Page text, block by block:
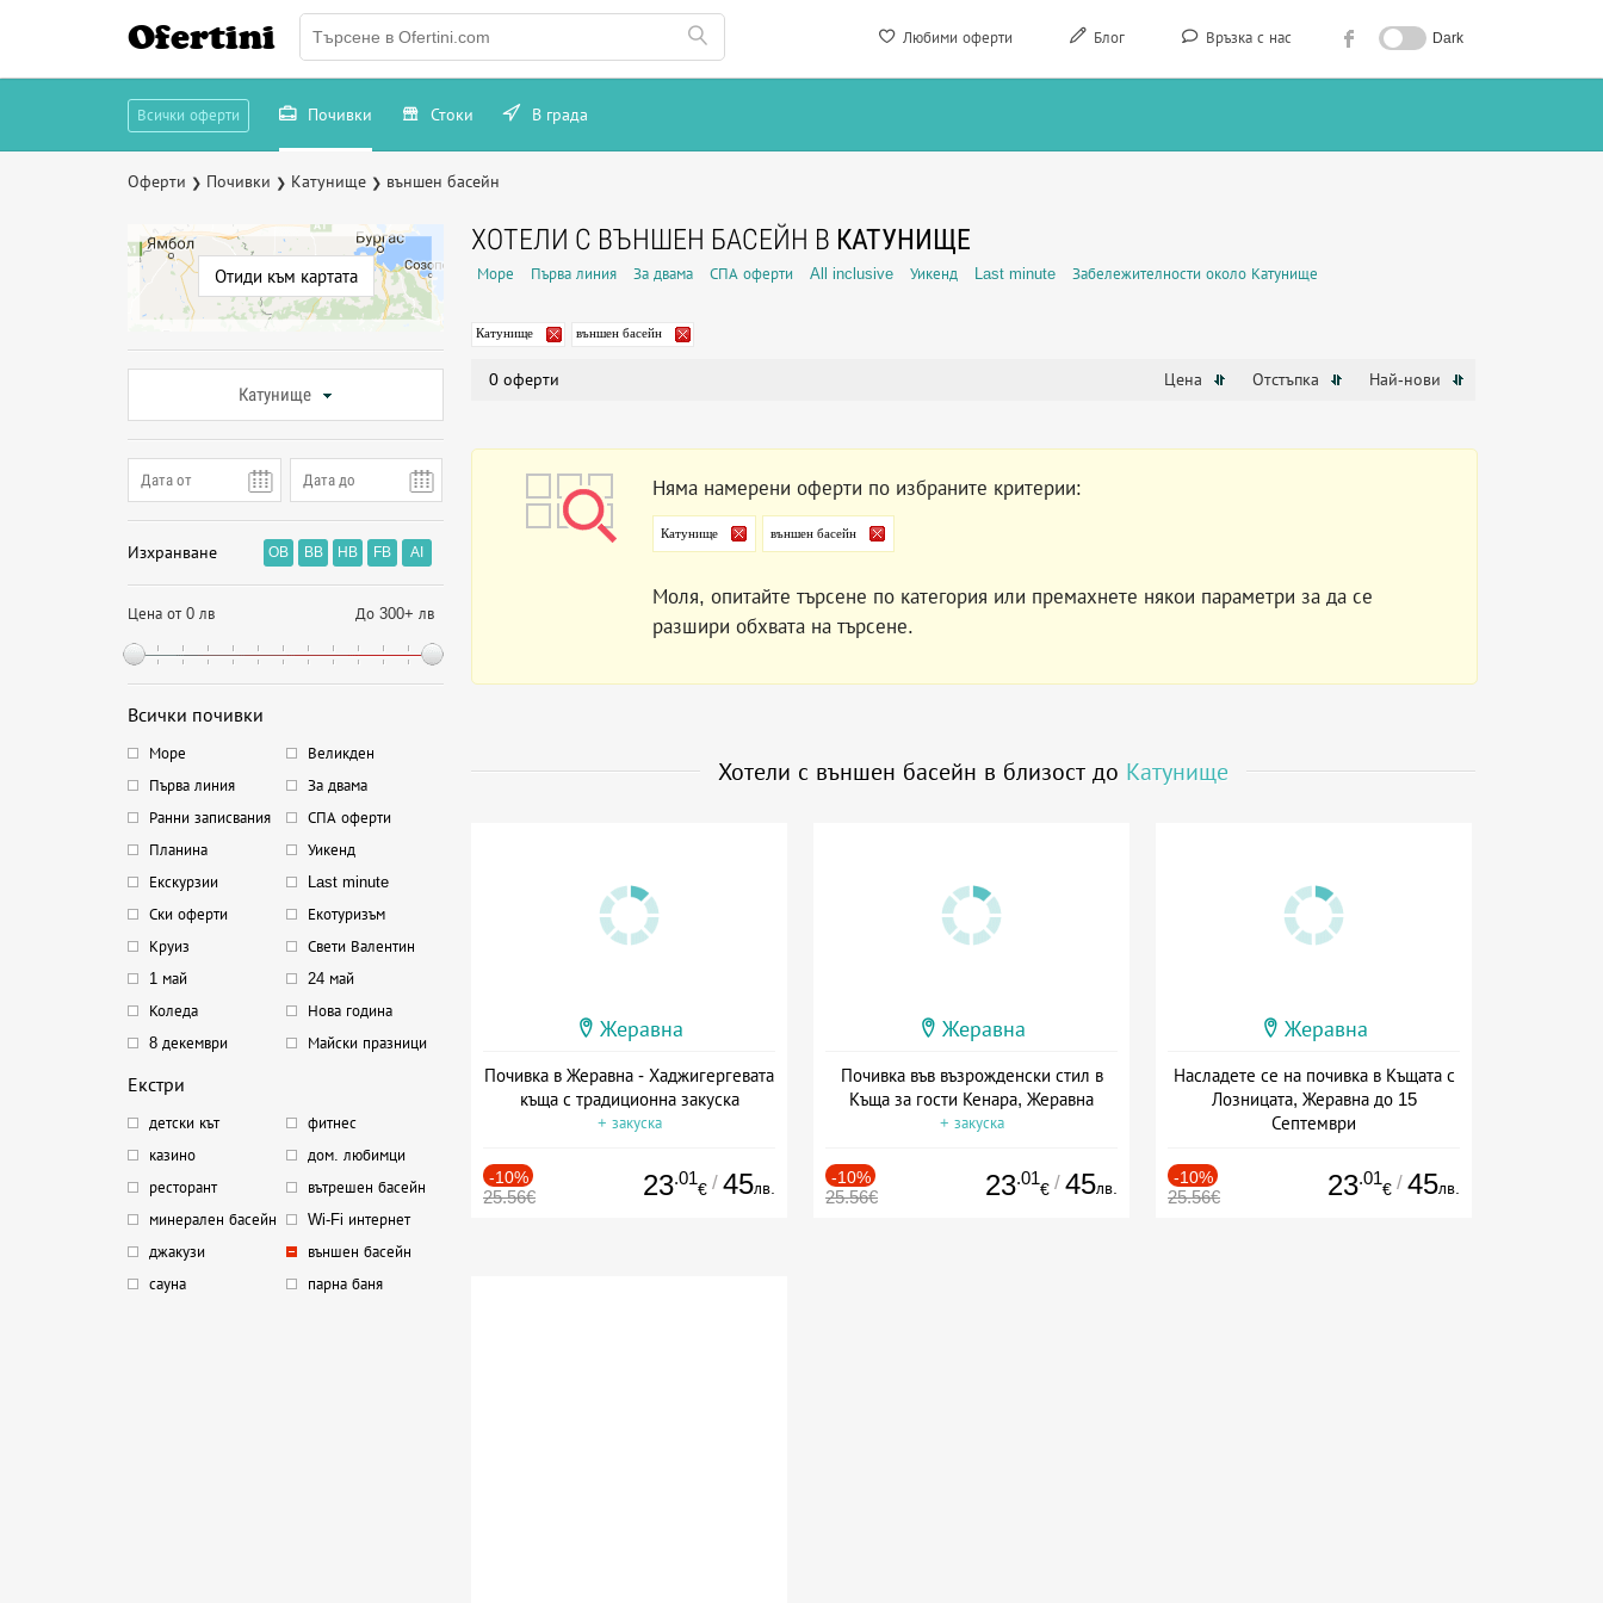
Любими оферти Блог Връзка с нас Dark
Ofertini
Всички оферти Почивки Стоки В града
Оферти ❯ Почивки ❯ Катунище ❯ външен басейн
Отиди към картата
Катунище
Изхранване OB BB HB FB AI
Цена от 0 лв До 300+ лв
Всички почивки
Море
Великден
Първа линия
За двама
Ранни записвания
СПА оферти
Планина
Уикенд
Екскурзии
Last minute
Ски оферти
Екотуризъм
Круиз
Свети Валентин
1 май
24 май
Коледа
Нова година
8 декември
Майски празници
Екстри
детски кът
фитнес
казино
дом. любимци
ресторант
вътрешен басейн
минерален басейн
Wi-Fi интернет
джакузи
външен басейн
сауна
парна баня
ХОТЕЛИ С ВЪНШЕН БАСЕЙН В КАТУНИЩЕ
Море Първа линия За двама СПА оферти All inclusive Уикенд Last minute Забележителности около Катунище
Катунище външен басейн
0 оферти Цена Отстъпка Най-нови
Няма намерени оферти по избраните критерии:
Катунище външен басейн
Моля, опитайте търсене по категория или премахнете някои параметри за да се
разшири обхвата на търсене.
Хотели с външен басейн в близост до Катунище
Жеравна
Почивка в Жеравна - Хаджигергевата
къща с традиционна закуска
+ закуска
-10%
25.56€ 23.01
€ / 45лв.
Жеравна
Почивка във възрожденски стил в
Къща за гости Кенара, Жеравна
+ закуска
-10%
25.56€ 23.01
€ / 45лв.
Жеравна
Насладете се на почивка в Къщата с
Лозницата, Жеравна до 15
Септември
-10%
25.56€ 23.01
€ / 45лв.